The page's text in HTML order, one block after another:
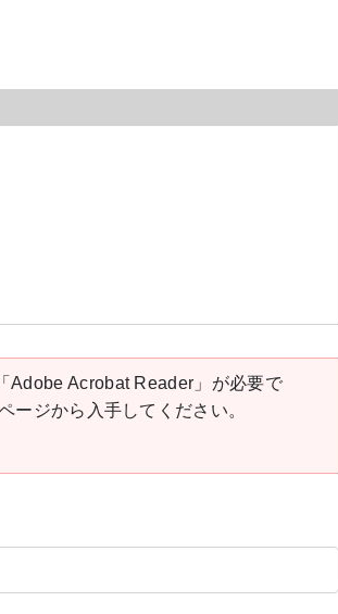
Adobe Acrobat Reader」が必要で
ージから入手してください。